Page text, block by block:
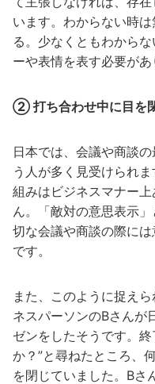
います。わからない時
る。少なくともわから
ーや表情を表す必要があ
② 打ち合わせ中に目を
日本では、会議や商談
う人が多く見受けられ
組みはビジネスマナー
ん。「敵対の意思表示
切な会議や商談の際に
です。
また、このように捉え
ネスパーソンのBさんが
ゼンをしたそうです。
か？”と尋ねたところ、
を閉じていました。Bさ